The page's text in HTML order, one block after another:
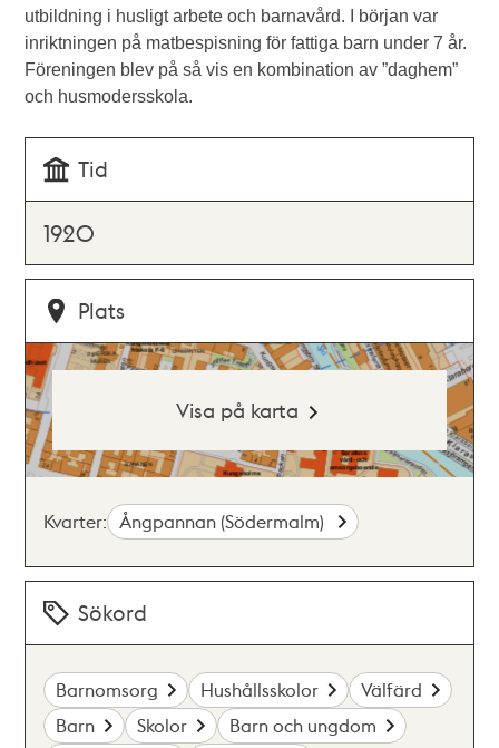
utbildning i husligt arbete och barnavård. I början var
inriktningen på matbespisning för fattiga barn under 7 år.
Föreningen blev på så vis en kombination av ”daghem”
och husmodersskola.
Tid
1920
Plats
Visa på karta
Kvarter: Ångpannan (Södermalm)
Sökord
Barnomsorg Hushållsskolor
Välfärd
Barn
Skolor
Barn och ungdom